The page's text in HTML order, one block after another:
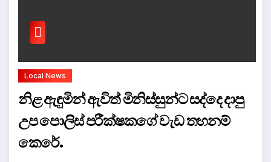
Local News
නිළ ඇඳුමින් ඇවිත් මිනිස්සුන්ට සද්දෙ දාපු
උප පොලිස් පරීක්ෂකගේ වැඩ තහනම්
කෙරේ.